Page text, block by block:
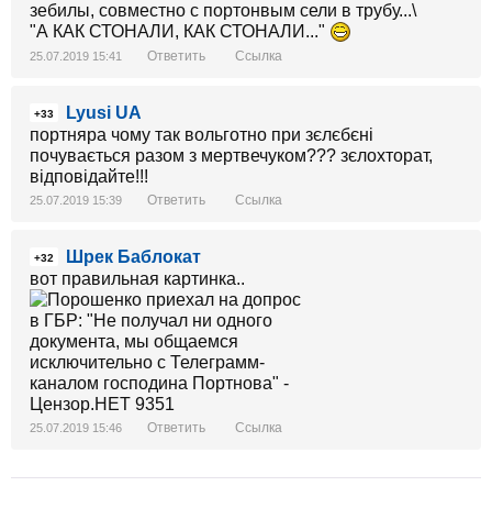
зебилы, совместно с портонвым сели в трубу...\
"А КАК СТОНАЛИ, КАК СТОНАЛИ..."
25.07.2019 15:41 Ответить Ссылка
+33
Lyusi UA
портняра чому так вольготно при зєлєбєні
почувається разом з мертвечуком??? зєлохторат,
відповідайте!!!
25.07.2019 15:39 Ответить Ссылка
+32
Шрек Баблокат
вот правильная картинка..
25.07.2019 15:46 Ответить Ссылка